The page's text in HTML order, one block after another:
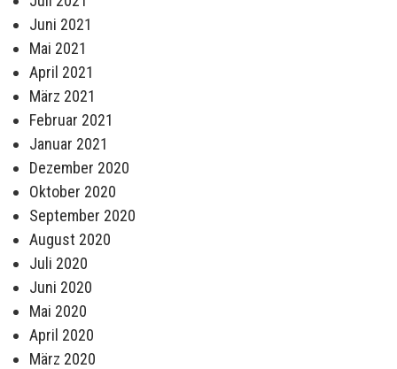
Juni 2021
Mai 2021
April 2021
März 2021
Februar 2021
Januar 2021
Dezember 2020
Oktober 2020
September 2020
August 2020
Juli 2020
Juni 2020
Mai 2020
April 2020
März 2020